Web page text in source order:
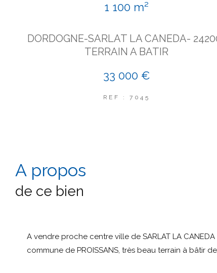
1 100 m²
DORDOGNE-SARLAT LA CANEDA-
TERRAIN A BATIR
33 000 €
REF : 7045
a propos
de ce bien
A vendre proche centre ville de SARLAT LA CANEDA
commune de PROISSANS, très beau terrain à bâtir de